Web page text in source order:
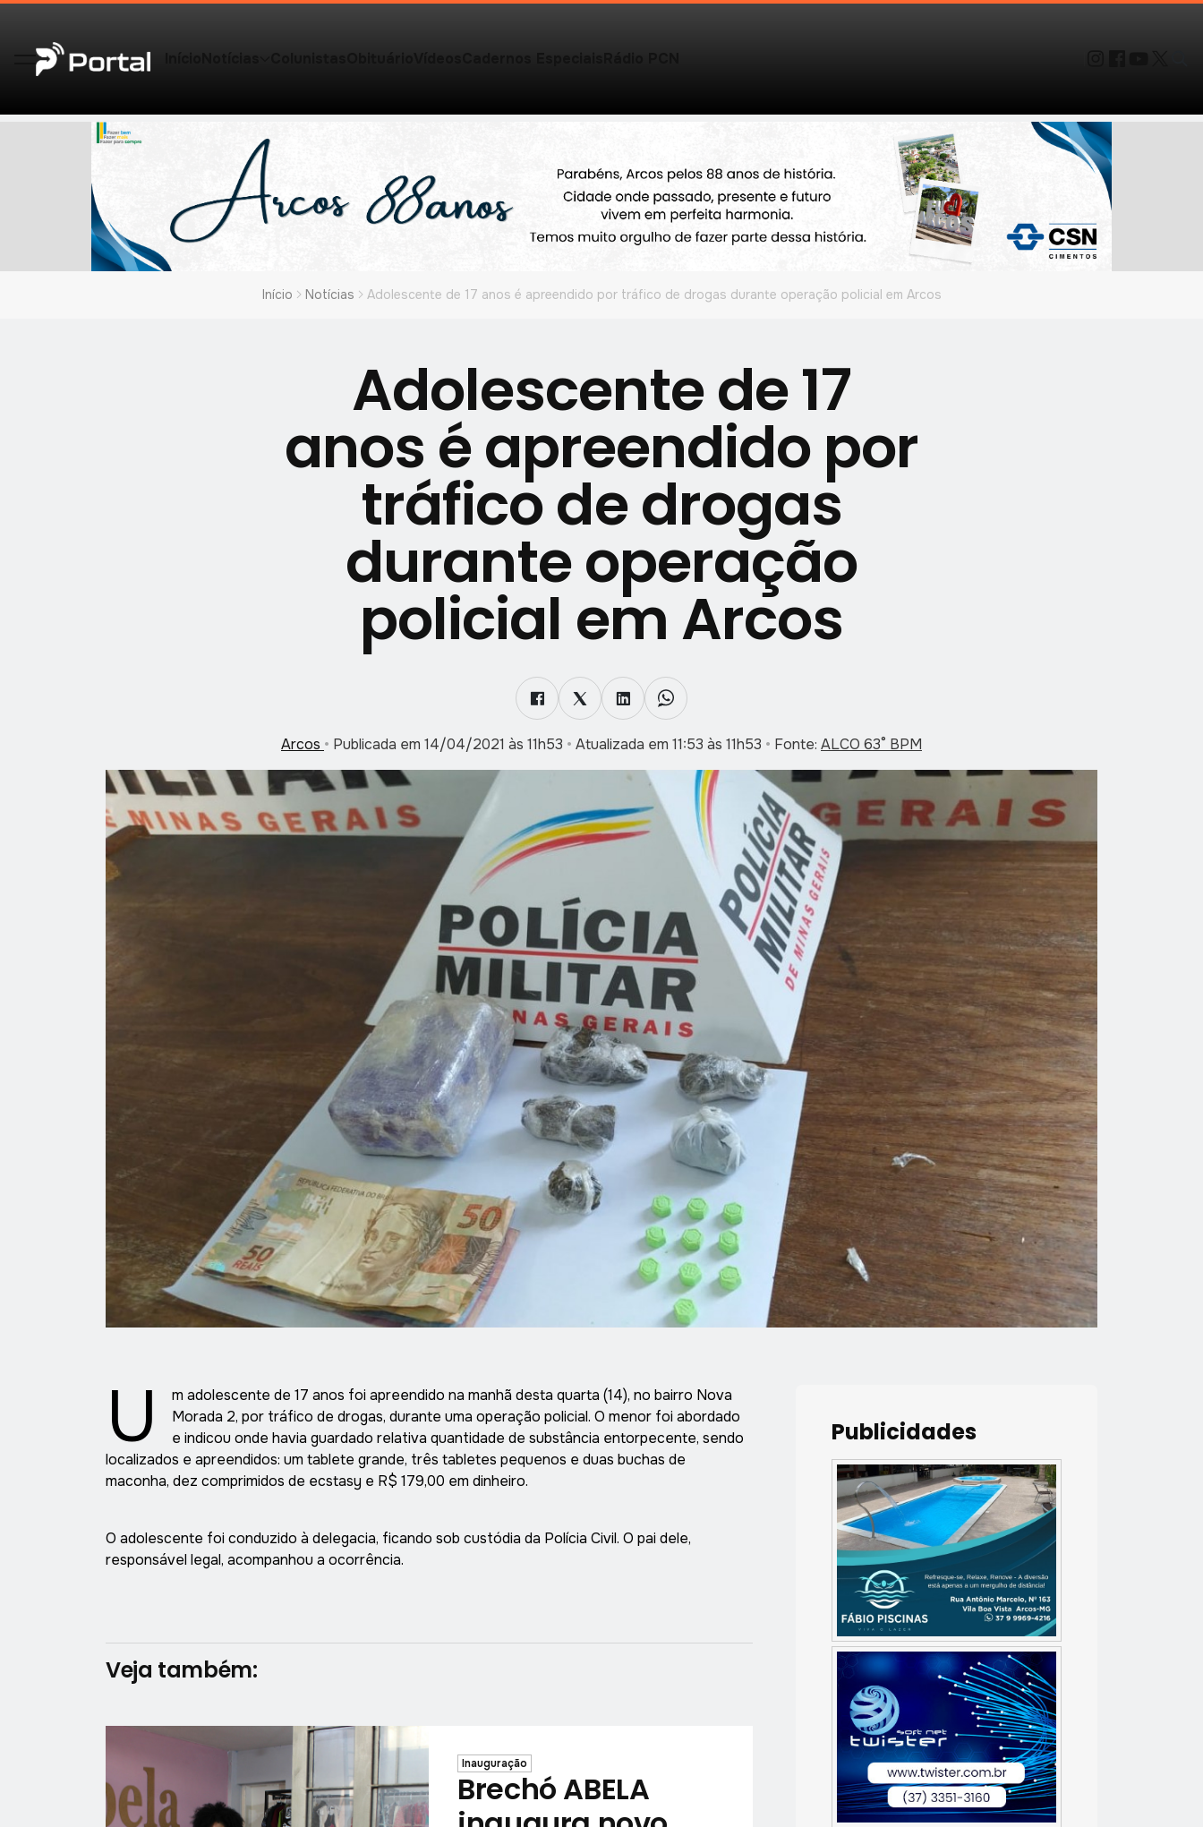
Início Notícias Adolescente de 17 anos é apreendido por tráfico de drogas durante operação policial em Arcos
Adolescente de 17
anos é apreendido por
tráfico de drogas
durante operação
policial em Arcos
Arcos • Publicada em 14/04/2021 às 11h53 • Atualizada em 11:53 às 11h53 • Fonte: ALCO 63° BPM
U
m adolescente de 17 anos foi apreendido na manhã desta quarta (14), no bairro Nova
Morada 2, por tráfico de drogas, durante uma operação policial. O menor foi abordado
e indicou onde havia guardado relativa quantidade de substância entorpecente, sendo
localizados e apreendidos: um tablete grande, três tabletes pequenos e duas buchas de
maconha, dez comprimidos de ecstasy e R$ 179,00 em dinheiro.
O adolescente foi conduzido à delegacia, ficando sob custódia da Polícia Civil. O pai dele,
responsável legal, acompanhou a ocorrência.
Veja também:
Inauguração
Brechó ABELA
Publicidades